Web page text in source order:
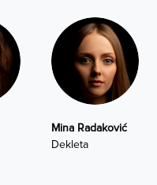
Mina Radaković
Dekleta